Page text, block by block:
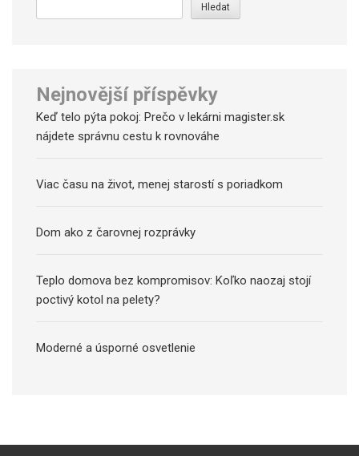
Hledat
Nejnovější příspěvky
Keď telo pýta pokoj: Prečo v lekárni magister.sk
nájdete správnu cestu k rovnováhe
Viac času na život, menej starostí s poriadkom
Dom ako z čarovnej rozprávky
Teplo domova bez kompromisov: Koľko naozaj stojí
poctivý kotol na pelety?
Moderné a úsporné osvetlenie